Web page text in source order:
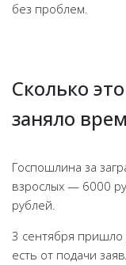
без проблем.
Сколько
заняло
Госпошлина за
взрослых — 6000
рублей.
3 сентября пришло
есть от подачи